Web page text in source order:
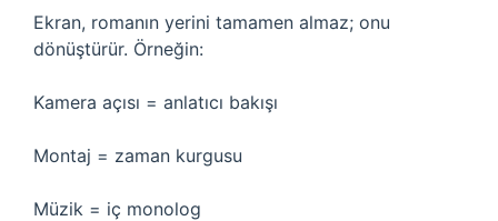
Ekran, romanın yerini tamamen almaz; onu
dönüştürür. Örneğin:
Kamera açısı = anlatıcı bakışı
Montaj = zaman kurgusu
Müzik = iç monolog